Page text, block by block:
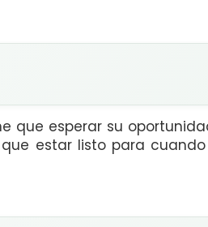
que esperar su
estar listo para